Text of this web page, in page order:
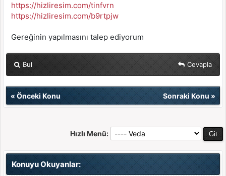
https://hizliresim.com/tinfvrn
https://hizliresim.com/b9rtpjw
Gereğinin yapılmasını talep ediyorum
Bul Cevapla
« Önceki Konu Sonraki Konu»
Hızlı Menü:
Konuyu Okuyanlar: